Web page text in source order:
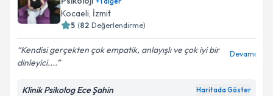
Kocaeli, İzmit
5 (82 Değerlendirme)
Kendisi gerçekten çok empatik, anlayışlı ve çok iyi bir
dinleyici....
Devamı
Klinik Psikolog Ece Şahin Haritada Göster